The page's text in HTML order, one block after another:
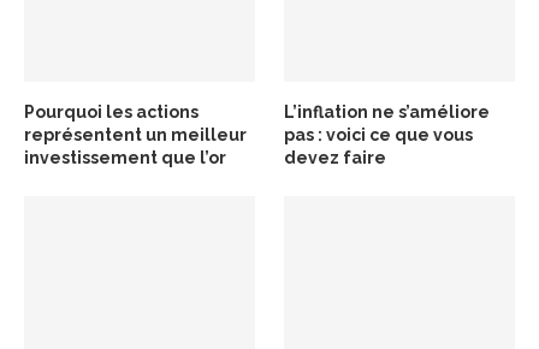
Pourquoi les actions
représentent un meilleur
investissement que l’or
L’inflation ne s’améliore
pas : voici ce que vous
devez faire